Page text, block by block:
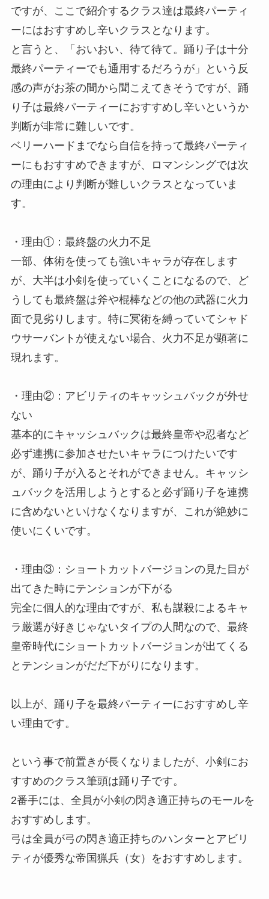
ですが、ここで紹介するクラス達は最終パーティ
ーにはおすすめし辛いクラスとなります。
と言うと、「おいおい、待て待て。踊り子は十分
最終パーティーでも通用するだろうが」という反
感の声がお茶の間から聞こえてきそうですが、踊
り子は最終パーティーにおすすめし辛いというか
判断が非常に難しいです。
ベリーハードまでなら自信を持って最終パーティ
ーにもおすすめできますが、ロマンシングでは次
の理由により判断が難しいクラスとなっていま
す。
・理由①：最終盤の火力不足
一部、体術を使っても強いキャラが存在します
が、大半は小剣を使っていくことになるので、ど
うしても最終盤は斧や棍棒などの他の武器に火力
面で見劣りします。特に冥術を縛っていてシャド
ウサーバントが使えない場合、火力不足が顕著に
現れます。
・理由②：アビリティのキャッシュバックが外せ
ない
基本的にキャッシュバックは最終皇帝や忍者など
必ず連携に参加させたいキャラにつけたいです
が、踊り子が入るとそれができません。キャッシ
ュバックを活用しようとすると必ず踊り子を連携
に含めないといけなくなりますが、これが絶妙に
使いにくいです。
・理由③：ショートカットバージョンの見た目が
出てきた時にテンションが下がる
完全に個人的な理由ですが、私も謀殺によるキャ
ラ厳選が好きじゃないタイプの人間なので、最終
皇帝時代にショートカットバージョンが出てくる
とテンションがだだ下がりになります。
以上が、踊り子を最終パーティーにおすすめし辛
い理由です。
という事で前置きが長くなりましたが、小剣にお
すすめのクラス筆頭は踊り子です。
2番手には、全員が小剣の閃き適正持ちのモールを
おすすめします。
弓は全員が弓の閃き適正持ちのハンターとアビリ
ティが優秀な帝国猟兵（女）をおすすめします。